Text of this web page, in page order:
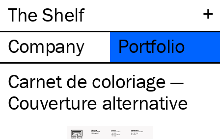
+
The Shelf
Company
Portfolio
Carnet de coloriage —
Couverture alternative